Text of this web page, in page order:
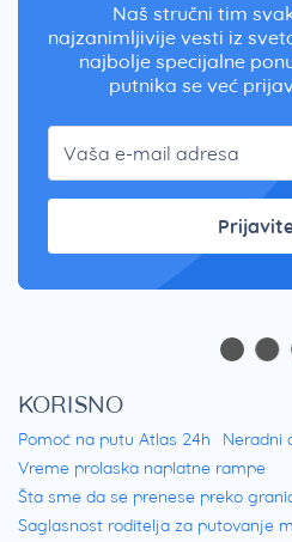
Naš stručni tim
najzanimljivije vesti iz
najbolje specijalne
putnika se već
KORISNO
Pomoć na putu Atlas 24h Neradni
Vreme prolaska naplatne rampe
Šta sme da se prenese preko
Saglasnost roditelja za putovanje